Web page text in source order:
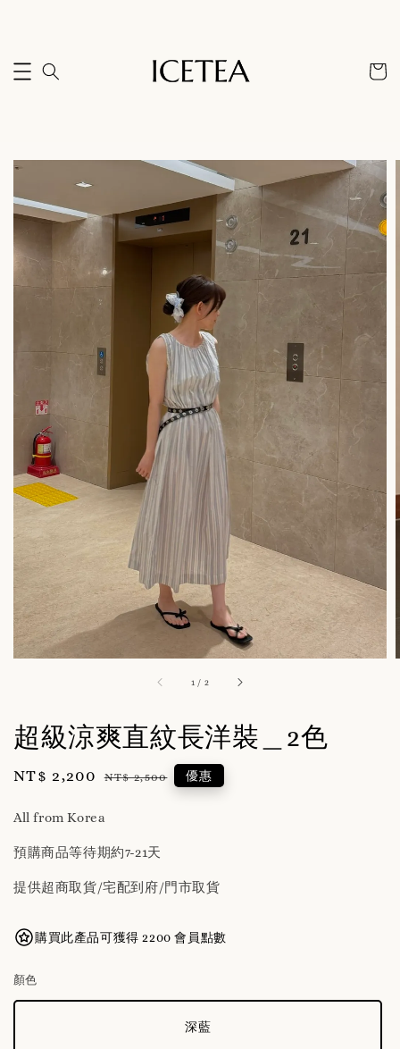
1 / 2
超級涼爽直紋長洋裝＿2色
Sale
NT$ 2,200 Regular
NT$ 2,500 優惠
All from Korea
預購商品等待期約7-21天
提供超商取貨/宅配到府/門市取貨
購買此產品可獲得 2200 會員點數
顏色
深藍